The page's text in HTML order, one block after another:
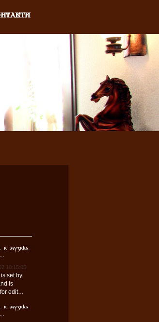
и музика
10:15:05
set by
is
edit…
и музика